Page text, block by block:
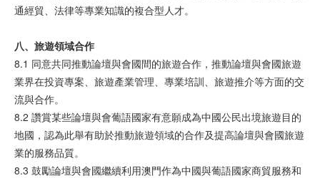
通經貿、法律等專業知識的複合型人才。
八、旅遊領域合作
8.1 同意共同推動論壇與會國間的旅遊合作，推動論壇與會國旅遊
業界在投資專案、旅遊產業管理、專業培訓、旅遊推介等方面的交
流與合作。
8.2 讚賞某些論壇與會葡語國家有意願成為中國公民出境旅遊目的
地國，認為此舉有助於推動旅遊領域的合作及提高論壇與會國旅遊
業的服務品質。
8.3 鼓勵論壇與會國繼續利用澳門作為中國與葡語國家商貿服務和